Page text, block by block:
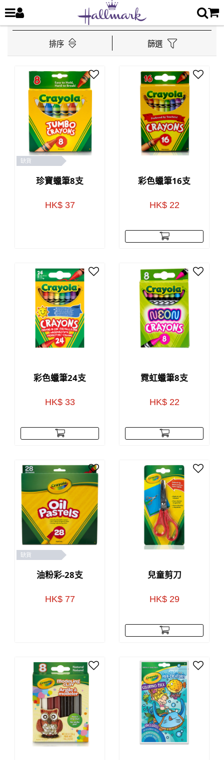
排序 篩選
缺貨
珍寶蠟筆8支
HK$ 37
彩色蠟筆16支
HK$ 22
彩色蠟筆24支
HK$ 33
霓虹蠟筆8支
HK$ 22
缺貨
油粉彩-28支
HK$ 77
兒童剪刀
HK$ 29